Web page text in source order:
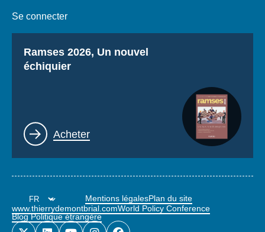
Se connecter
Titre
Ramses 2026, Un nouvel
échiquier
Lien
Acheter
Mentions légalesPlan du site
www.thierrydemontbrial.comWorld Policy Conference
Blog Politique étrangère